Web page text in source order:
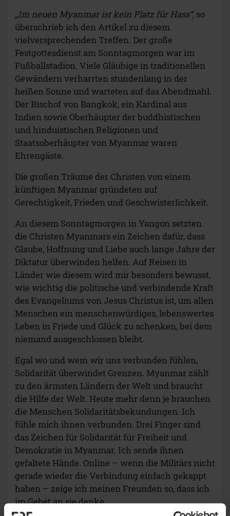
„Im neuen Myanmar ist kein Platz für Hass“, so
überschrieb ich den Artikel zu diesem
vielversprechenden Treffen. Der große
Festgottesdienst am Sonntagmorgen war im
Fußballstadion. Viele Gläubige in traditionellen
Gewändern verharrten stundenlang in der
heißen Sonne und warteten auf das Abendmahl.
Der Bischof von Bangkok, ein Kardinal aus
Indien sowie Oberhäupter der buddhistischen
und hinduistischen Religionen und
Staatsoberhäupter von Myanmar waren
Ehrengäste.
Die großen Träume der Christen von einem
künftigen Myanmar gründeten auf
Gerechtigkeit, Frieden und Geschwisterlichkeit.
An diesem Sonntagmorgen in Yangon setzten
die Christen Myanmars ein Zeichen dafür, dass
Glaube, Hoffnung und Liebe auch lange Jahre der
Diktatur überwinden helfen. Auf Reisen in
Länder wie diesem wird mir besonders bewusst,
wie wichtig die politische und verbindende Kraft
des Evangeliums von Jesus Christus ist, um allen
Menschen ein menschenwürdiges, lebenswertes
Leben in Friede und Glück zu schenken, bei dem
niemand ausgeschlossen bleibt.
Egal wo und wem wir uns verbunden fühlen,
Solidarität überwindet Grenzen. Myanmar zählt
zu den ärmsten Ländern der Welt und braucht
die Hilfe der Welt. Heute mehr denn je brauchen
die Menschen Solidaritätsbekundungen. Ich
fühle mich ihnen verbunden. Drei Finger sind
das Zeichen für Solidarität für Freiheit und
Demokratie in Myanmar. Ich sende ihnen
gefaltete Hände. Online – wenn die Militärs nicht
gerade wieder die Verbindung einfach gekappt
haben – zeige ich meinen Freunden so, dass ich
im Gebet an sie denke.